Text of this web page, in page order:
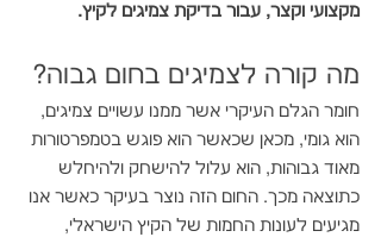
מקצועי וקצר, עבור בדיקת צמיגים לקיץ.
מה קורה לצמיגים בחום גבוה?
חומר הגלם העיקרי אשר ממנו עשויים צמיגים,
הוא גומי, מכאן שכאשר הוא פוגש בטמפרטורות
מאוד גבוהות, הוא עלול להישחק ולהיחלש
כתוצאה מכך. החום הזה נוצר בעיקר כאשר אנו
מגיעים לעונות החמות של הקיץ הישראלי,